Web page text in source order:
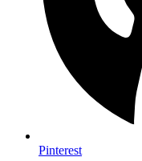
Pinterest